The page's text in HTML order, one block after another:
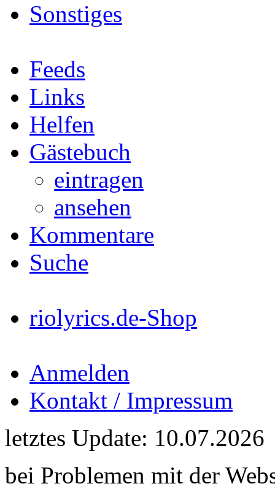
Sonstiges
Feeds
Links
Helfen
Gästebuch
eintragen
ansehen
Kommentare
Suche
riolyrics.de-Shop
Anmelden
Kontakt / Impressum
letztes Update: 10.07.2026
bei Problemen mit der